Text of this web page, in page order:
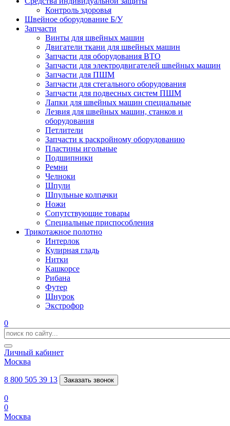
Контроль здоровья
Швейное оборудование Б/У
Запчасти
Винты для швейных машин
Двигатели ткани для швейных машин
Запчасти для оборудования ВТО
Запчасти для электродвигателей швейных машин
Запчасти для ПШМ
Запчасти для стегального оборудования
Запчасти для подвесных систем ПШМ
Лапки для швейных машин специальные
Лезвия для швейных машин, станков и
оборудования
Петлители
Запчасти к раскройному оборудованию
Пластины игольные
Подшипники
Ремни
Челноки
Шпули
Шпульные колпачки
Ножи
Сопутствующие товары
Специальные приспособления
Трикотажное полотно
Интерлок
Кулирная гладь
Нитки
Кашкорсе
Рибана
Футер
Шнурок
Экстрофор
0
Личный кабинет
Москва
8 800 505 39 13 Заказать звонок
0
0
Москва